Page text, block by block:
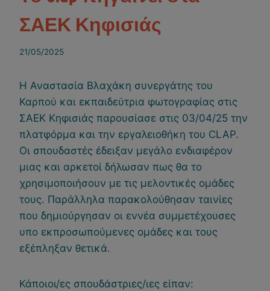
ΣΑΕΚ Κηφισιάς
21/05/2025
Η Αναστασία Βλαχάκη συνεργάτης του
Καρπού και εκπαιδεύτρια φωτογραφίας στις
ΣΑΕΚ Κηφισιάς παρουσίασε στις 03/04/25 την
πλατφόρμα και την εργαλειοθήκη του CLAP.
Οι σπουδαστές έδειξαν μεγάλο ενδιαφέρον
μιας και αρκετοί δήλωσαν πως θα το
χρησιμοποιήσουν με τις μελοντικές ομάδες
τους. Παράλληλα παρακολούθησαν ταινίες
που δημιούργησαν οι εννέα συμμετέχουσες
υπο εκπροσωπούμενες ομάδες και τους
εξέπληξαν θετικά.
Κάποιοι/ες σπουδάστριες/ιες είπαν: